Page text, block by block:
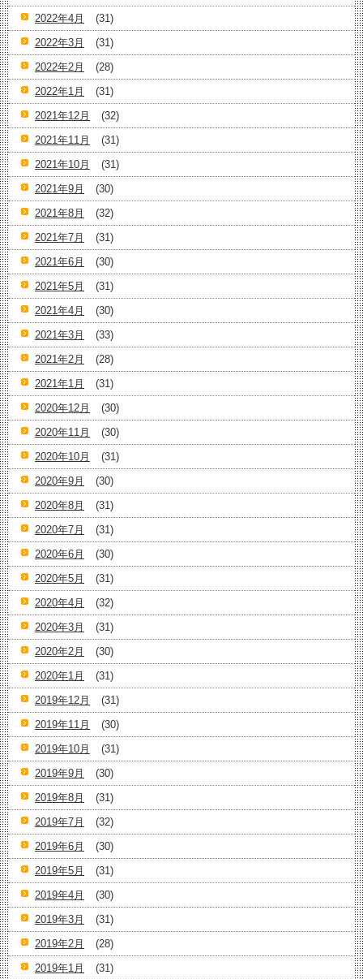
2022年4月
(31)
2022年3月
(31)
2022年2月
(28)
2022年1月
(31)
2021年12月
(32)
2021年11月
(31)
2021年10月
(31)
2021年9月
(30)
2021年8月
(32)
2021年7月
(31)
2021年6月
(30)
2021年5月
(31)
2021年4月
(30)
2021年3月
(33)
2021年2月
(28)
2021年1月
(31)
2020年12月
(30)
2020年11月
(30)
2020年10月
(31)
2020年9月
(30)
2020年8月
(31)
2020年7月
(31)
2020年6月
(30)
2020年5月
(31)
2020年4月
(32)
2020年3月
(31)
2020年2月
(30)
2020年1月
(31)
2019年12月
(31)
2019年11月
(30)
2019年10月
(31)
2019年9月
(30)
2019年8月
(31)
2019年7月
(32)
2019年6月
(30)
2019年5月
(31)
2019年4月
(30)
2019年3月
(31)
2019年2月
(28)
2019年1月
(31)